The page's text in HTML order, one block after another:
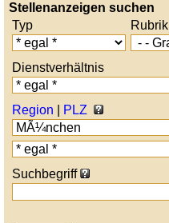
Stellenanzeigen suchen
Typ
Rubrik
Dienstverhältnis
Region
PLZ
Suchbegriff